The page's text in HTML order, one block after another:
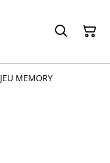
JEU MEMORY